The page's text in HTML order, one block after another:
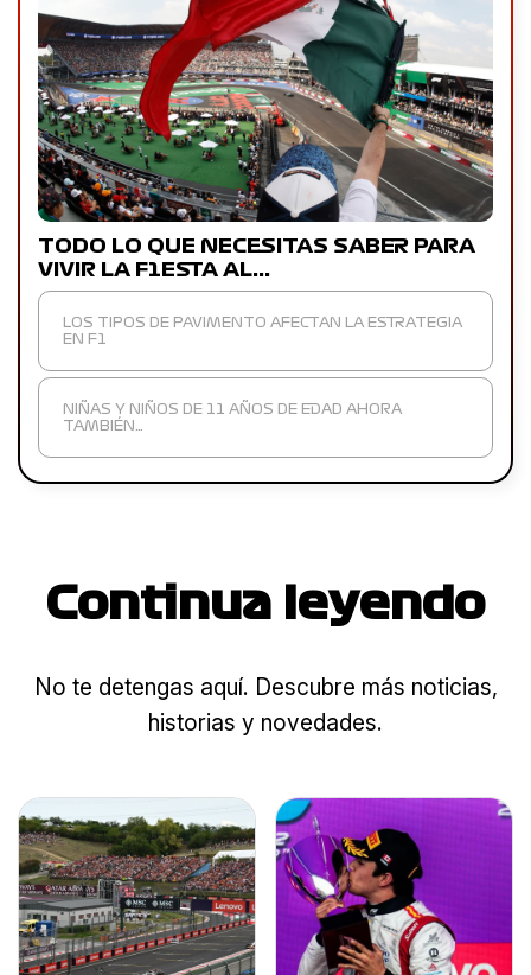
TODO LO QUE NECESITAS SABER PARA
VIVIR LA F1ESTA AL…
LOS TIPOS DE PAVIMENTO AFECTAN LA ESTRATEGIA
EN F1
NIÑAS Y NIÑOS DE 11 AÑOS DE EDAD AHORA
TAMBIÉN…
Continua leyendo
No te detengas aquí. Descubre más noticias,
historias y novedades.